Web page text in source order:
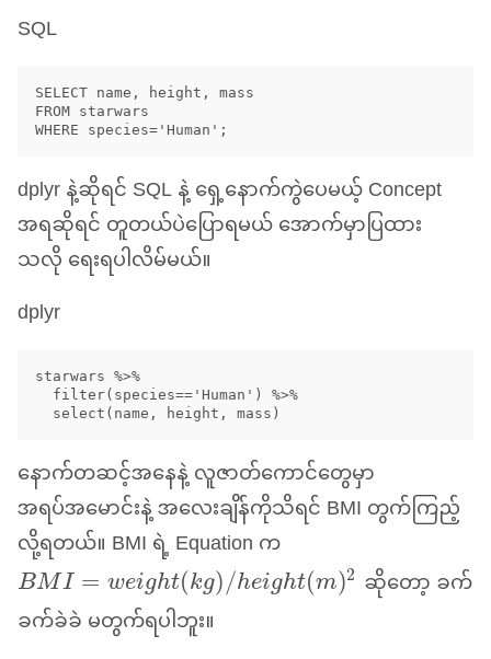
SQL
SELECT name, height, mass
FROM starwars
dplyr နဲ့ဆိုရင်SQLနဲ့ ရှေ့နောက်ကွဲပေမယ့် Concept
အရဆိုရင် တူတယ်ပဲပြောရမယ် အောက်မှာပြထား
သလို ရေးရပါလိမ်မယ်။
dplyr
starwars %>%
နောက်တဆင့်အနေနဲ့ လူဇာတ်ကောင်တွေမှာ
အရပ်အမောင်းနဲ့ အလေးချိန်ကိုသိရင်BMIတွက်ကြည့်
လို့ရတယ်။ BMIရဲ့ Equation က
BMI = weight(kg)/height(m)2
BMI=weig ht(kg)/height(m)2
ဆိုတော့ ခက်
ခက်ခဲခဲ မတွက်ရပါဘူး။